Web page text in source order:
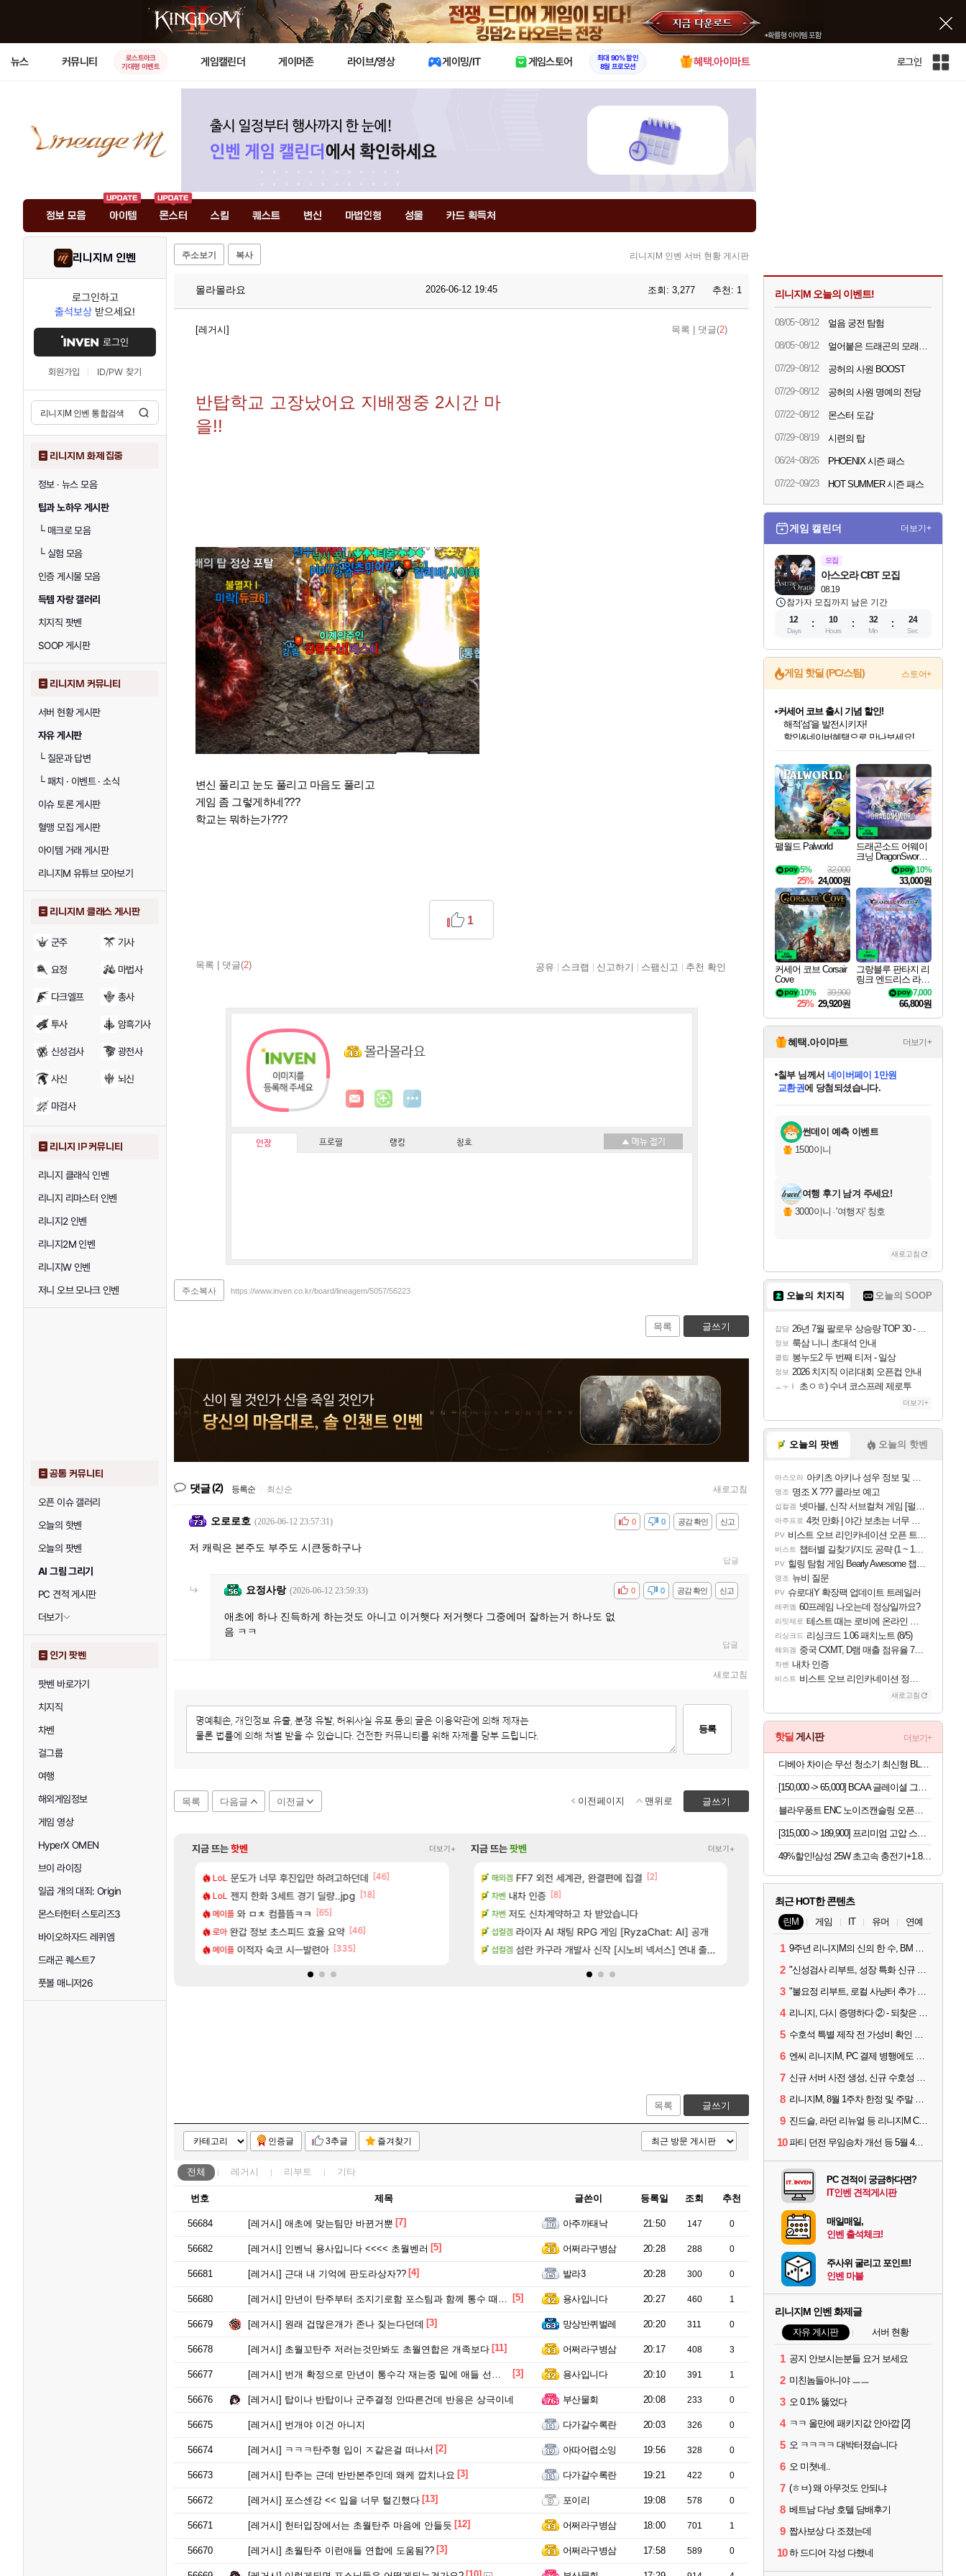
X
뉴스 커뮤니티
로스트아크
기대평 이벤트
게임캘린더 게이머존 라이브/영상 게이밍/IT 게임스토어
최대 90% 할인
8월 프로모션
혜택.아이마트 로그인
인
정보 모음 아이템 몬스터 스킬 퀘스트 변신 마법인형 성물 카드 획득처
리니지M 인벤
로그인하고
출석보상 받으세요!
로그인
회원가입 ID/PW 찾기
리니지M 화제 집중
정보 · 뉴스 모음
팁과 노하우 게시판
└매크로 모음
└실험 모음
인증 게시물 모음
득템 자랑 갤러리
치지직 팟벤
SOOP 게시판
리니지M 커뮤니티
서버 현황 게시판
자유 게시판
└질문과 답변
└패치 · 이벤트 · 소식
이슈 토론 게시판
혈맹 모집 게시판
아이템 거래 게시판
리니지M 유튜브 모아보기
리니지M 클래스 게시판
군주 기사
요정 마법사
다크엘프 총사
투사 암흑기사
신성검사 광전사
사신 뇌신
마검사
리니지 IP 커뮤니티
리니지 클래식 인벤
리니지 리마스터 인벤
리니지2 인벤
리니지2M 인벤
리니지W 인벤
저니 오브 모나크 인벤
공통 커뮤니티
오픈 이슈 갤러리
오늘의 핫벤
오늘의 팟벤
AI 그림 그리기
PC 견적 게시판
더보기
인기 팟벤
팟벤 바로가기
치지직
차벤
걸그룹
여행
해외게임정보
게임 영상
HyperX OMEN
브이 라이징
일곱 개의 대죄: Origin
몬스터헌터 스토리즈3
바이오하자드 레퀴엠
드래곤 퀘스트7
풋볼 매니저26
주소보기 복사 리니지M 인벤 서버 현황 게시판
몰라몰라요 2026-06-12 19:45 조회: 3,277 추천: 1
[레거시] 목록 댓글(2)
반탑학교 고장났어요 지배쟁중 2시간 마
을!!
변신 풀리고 눈도 풀리고 마음도 풀리고
게임 좀 그렇게하네???
학교는 뭐하는가???
목록 댓글(2)
1
공유 스크랩 신고하기 스팸신고 추천 확인
몰라몰라요
인장 프로필 랭킹 칭호
주소복사 https://www.inven.co.kr/board/lineagem/5057/56223
목록 글쓰기
댓글(2) 등록순 최신순 새로고침
오로로호 (2026-06-12 23:57:31) 신고
공감 확인
비공감 0
0
저 캐릭은 본주도 부주도 시큰둥하구나
답글
요정사랑 (2026-06-12 23:59:33) 신고
공감 확인
비공감 0
0
애초에 하나 진득하게 하는것도 아니고 이거햇다 저거햇다 그중에머 잘하는거 하나도 없
음 ㅋㅋ
답글
새로고침
등록
목록 다음글 이전글 글쓰기
이전페이지 맨위로
지금 뜨는핫벤 더보기+
온 이거 1만 존나 쉬운거같은데
라이브 이쁘네 [4]
히 몬가 몬가인 신비 치어리더
LoL 문도가 너무 후진입만 하려고하던데 [46]
LoL 젠지 한화 3세트 경기 딜량..jpg [18]
메이플 와 ㅁㅊ 컴플뜸ㅋㅋ
[65]
로아 완갑 정보 초스피드 효율 요약 [46]
메이플 이적자 숙코 시ㅡ발련아 [335]
로아 퍼클영상 보다 현타오네 [90]
로아 벨가 1관 잡히는거 먼가 좀 몬가몬가네..
로아 너넨 대난 함부로 가지 마라.. [45]
디아4 저보다 더 한 분들도 계시겠지만 [13]
메이플 이건 대체 뭐하는 짓이냐? [115]
메이플 빵 가격이 24500원 이라길래 결제 취소하고 나왔다
근데 유니온 이거 1만 존나 쉬운거같은데
이번 드라이브 이쁘네
의외로 은근히 몬가 몬가인 신비 치어리더
게이머라면 필수로 알아야 할 것 [114]
지금 뜨는팟벤 더보기+
길찾기/지도 공략 (1 ~ 12장)
만화 | 야간 보초는 너무 힘들어
트 때는 로비에 온라인 기능이 있는데
여행 7년만에 가족여행을 다녀왔습니다. [1]
해외겜 스위치2판 ‘몬헌 와일즈’, 30~40fps 목표 추정
아스오라 「에린」 컨셉 포스터 공개
비스트 쿠를 먼저 보내서 기습하는 법
리싱크드 리싱크드 1.06 패치노트 (8/5)
해외겜 FF7 외전 세계관, 완결편에 집결 [2]
차벤 내차 인증 [8]
차벤 저도 신차계약하고 차 받았습니다
섭컬겜 라이자 AI 채팅 RPG 게임 [RyzaChat: AI] 공개
섭컬겜 섬란 카구라 개발사 신작 [시노비 넥서스] 연내 출시 예정
섭컬겜 넷마블, 신작 서브컬쳐 게임 [펄 인 블루] 티저 사이트
비스트 챕터별 길찾기/지도 공략 (1 ~ 12장)
아주프로 4컷 만화 | 야간 보초는 너무 힘들어
리밋제로 테스트 때는 로비에 온라인 기능이 있는데
비스트 오브 리인카네이션 오픈 트레일러
목록 글쓰기
인증글 3추글 즐겨찾기
전체 레거시 리부트 기타
번호 제목 글쓴이 등록일 조회 추천
56684 [레거시] 애초에 맞는팀만 바뀐거뿐 [7] 아주까태낙 21:50 147 0
56682 [레거시] 인벤닉 용사입니다 <<<< 초월벤러 [5] 어쩌라구병삼 20:28 288 0
56681 [레거시] 근대 내 기억에 판도라상자?? [4] 발라3 20:28 300 0
56680 [레거시] 만년이 탄주부터 조지기로함 포스팀과 함께 통수 때릴려고 각잡앗는데 [5] 용사입니다 20:27 460 1
56679 [레거시] 원래 겁많은개가 존나 짖는다던데 [3] 망상반퀴벌레 20:20 311 0
56678 [레거시] 초월꼬탄주 저러는것만봐도 초월연합은 개족보다 [11] 어쩌라구병삼 20:17 408 3
56677 [레거시] 번개 확정으로 만년이 통수각 재는중 밑에 애들 선동중 [3] 용사입니다 20:10 391 1
56676 [레거시] 탑이나 반탑이나 군주결정 안따른건데 반응은 상극이네 부산물회 20:08 233 0
56675 [레거시] 번개야 이건 아니지 다가갈수록란 20:03 326 0
56674 [레거시] ㅋㅋㅋ탄주형 입이 ㅈ같은걸 떠나서 [2] 아따어렵소잉 19:56 328 0
56673 [레거시] 탄주는 근데 반반본주인데 왜케 깝치나요 [3] 다가갈수록란 19:21 422 0
56672 [레거시] 포스센강 << 입을 너무 털긴했다 [13] 포이리 19:08 578 0
56671 [레거시] 헌터입장에서는 초월탄주 마음에 안들듯 [12] 어쩌라구병삼 18:00 701 1
56670 [레거시] 초월탄주 이런애들 연합에 도움됨?? [3] 어쩌라구병삼 17:58 589 0
리니지M 오늘의 이벤트!
08/05~08/12 얼음 궁전 탐험
08/05~08/12 얼어붙은 드래곤의 모래시계
07/29~08/12 공허의 사원 BOOST
07/29~08/12 공허의 사원 명예의 전당
07/22~08/12 몬스터 도감
07/29~08/19 시련의 탑
06/24~08/26 PHOENIX 시즌 패스
07/22~09/23 HOT SUMMER 시즌 패스
게임 캘린더 더보기+
모집
08.19
아스오라 CBT 모집
참가자 모집까지 남은 기간
12
Days
10
Hours
32
Min
22
Sec
게임 핫딜 (PC/스팀) 스토어+
최대 90% 할인가를 만나보세요!
네이버혜택과 함께 만나보세요!
50%할인&추가 적립까지!
이니&베니 혜택까지!
네이버 혜택가와 함께 예약하세요!
커세어 코브 출시 기념 할인!
해적'섬'을 발전시키자!
할인&네이버혜택으로 만나보세요!
네이버페이 혜택과 만나보세요!
40주년 프로모션으로 만나보세요!
네이버 포인트 혜택까지!
할인가에 만나보세요!
일부 에디션 상시 할인!
혜택으로 예약 판매 중
편안하게 충전하세요
팰월드 Palworld
32,000
5%
25% 24,000원
드래곤소드 어웨이
크닝 DragonSword A
10%
33,000원
커세어 코브 Corsair
Cove
39,900
10%
25% 29,920원
그랑블루 판타지 리
링크 엔드리스 라그
나로크 Granblue Fa
ntasy Relink Endless
7,000
66,800원
혜택.아이마트 더보기+
당첨되셨습니다.
당첨되셨습니다.
칠부님께서 네이버페이 1만원
교환권에 당첨되셨습니다.
당첨되셨습니다.
당첨되셨습니다.
에디션 (스팀코드)를 교환.
당첨되셨습니다.
당첨되셨습니다.
당첨되셨습니다.
당첨되셨습니다.
썬데이 예측 이벤트
1500이니
여행 후기 남겨 주세요!
3000이니 ·'여행자' 칭호
새로고침
오늘의 치지직 오늘의 SOOP
잡담 26년 7월 팔로우 상승량 TOP 30 - 월간 치지직
정보 룩삼 니니 초대석 안내
클립 봉누도2 두 번째 티저 - 일상
정보 2026 치지직 이리대회 오픈컵 안내
ㅗㅜㅑ 초ㅇㅎ) 수녀 코스프레 제로투
더보기+
오늘의 팟벤 오늘의 핫벤
아스오라 아키츠 아키나 성우 정보 및 주요 필모
명조 명조 X ??? 콜라보 예고
섭컬겜 넷마블, 신작 서브컬쳐 게임 [펄 인 블루] 티저 사이트 오픈
아주프로 4컷 만화 | 야간 보초는 너무 힘들어
PV 비스트 오브 리인카네이션 오픈 트레일러
비스트 챕터별 길찾기/지도 공략 (1 ~ 12장)
PV 힐링 탐험 게임 Bearly Awesome 챕터 1 트레일러
명조 뉴비 질문
PV 슈로대Y 확장팩 업데이트 트레일러
레퀴엠 60프레임 나오는데 정상일까요?
리밋제로 테스트 때는 로비에 온라인 기능이 있는데
리싱크드 리싱크드 1.06 패치노트 (8/5)
해외겜 중국 CXMT, D램 매출 점유율 7%…글로벌 4위로 부상
차벤 내차 인증
비스트 비스트 오브 리인카네이션 정보/공략글 모음
새로고침
핫딜 게시판 더보기+
49%할인!삼성 25W 초고속 충전기+1.8M케이블+갤럭시 고속 무선충전기
최근 HOT한 콘텐츠
린M 게임 IT 유머 연예
1 9주년 리니지M의 신의 한 수, BM 장비 아데나 판매 예고
2 "신성검사 리부트, 성장 특화 신규 서버" 리니지M 3월 업데이트 예고
3 "불요정 리부트, 로컬 사냥터 추가 예정" 리니지M 9주년 업데이트 예고
4 리니지, 다시 증명하다 ② - 되찾은 모바일 왕좌
5 수호석 특별 제작 전 가성비 확인 필수! 3월 2주차 업데이트 이슈
6 엔씨 리니지M, PC 결제 병행에도 모바일 '매출 1위' 탈환
7 신규 서버 사전 생성, 신규 수호성 추가 등 3월 1주차 업데이트 이슈
8 리니지M, 8월 1주차 한정 및 주말 제작 정보
9 진드슬, 라던 리뉴얼 등 리니지M ContiNew 업데이트 핵심 요약
10 파티 던전 무임승차 개선 등 5월 4주차 업데이트 이슈
PC 견적이 궁금하다면?
IT인벤 견적게시판
매일매일,
인벤 출석체크!
주사위 굴리고 포인트!
인벤 마블
리니지M 인벤 화제글
자유 게시판 서버 현황
1 공지 안보시는분들 요거 보세요
2 미친놈들아니야 ㅡㅡ
3 오 0.1% 뚫었다
4 ㅋㅋ 올만에 패키지값 안아깝 [2]
5 오 ㅋㅋㅋㅋ 대박터졌습니다
6 오 미쳣네..
7 (ㅎㅂ) 왜 아무것도 안되냐
8 베트남 다낭 호텔 담배후기
9 짭사보상 다 조졌는데
10 하 드디어 각성 다했네